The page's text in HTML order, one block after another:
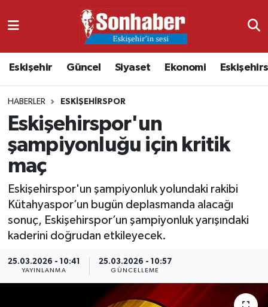
Eskişehir Güncel Siyaset Ekonomi
HABERLER ESKIŞEHIRSPOR
Eskişehirspor'un
şampiyonluğu için kritik
maç
Eskişehirspor'un şampiyonluk yolundaki rakibi
Kütahyaspor’un bugün deplasmanda alacağı
sonuç, Eskişehirspor’un şampiyonluk yarışındaki
kaderini doğrudan etkileyecek.
25.03.2026 - 10:41
YAYINLANMA
25.03.2026 - 10:57
GÜNCELLEME
Ekonomi
Güncel
Kültür & Sanat
Magazin
Resmi İlanlar
Sağlık
Nöbetçi Eczaneler
Namaz Vakitleri
Trafik Durumu
Süper Lig Puan Durumu ve Fikstür
Tüm Manşetler
Son Dakika Haberleri
Haber Arşivi